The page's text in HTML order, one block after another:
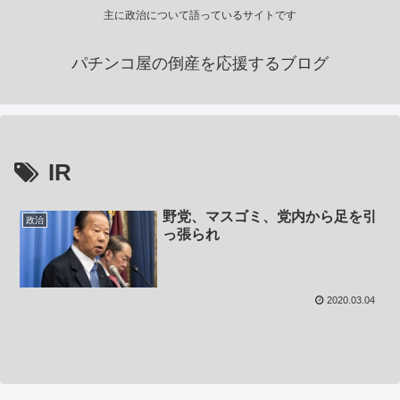
主に政治について語っているサイトです
パチンコ屋の倒産を応援するブログ
IR
政治
野党、マスゴミ、党内から足を引
っ張られ
2020.03.04